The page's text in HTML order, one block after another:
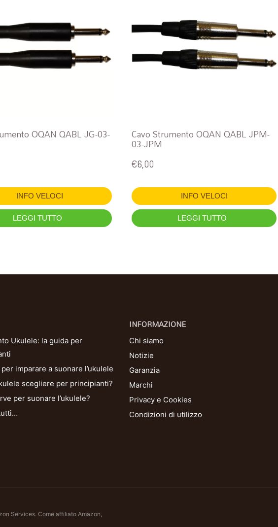
OQAN QABL JG-03-
INFO VELOCI
LEGGI TUTTO
Cavo Strumento OQAN QABL JPM-
03-JPM
€6,00
INFO VELOCI
LEGGI TUTTO
Ukulele: la guida per
imparare a suonare l’ukulele
scegliere per principianti?
per suonare l’ukulele?
INFORMAZIONE
Chi siamo
Notizie
Garanzia
Marchi
Privacy e Cookies
Condizioni di utilizzo
Services. Come affiliato Amazon,